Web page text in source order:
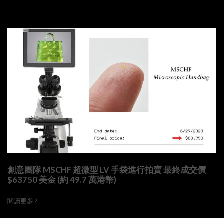
創意團隊 MSCHF 超微型 LV 手袋進行拍賣 最終成交價
$63750 美金 (約 49.7 萬港幣)
閱讀更多